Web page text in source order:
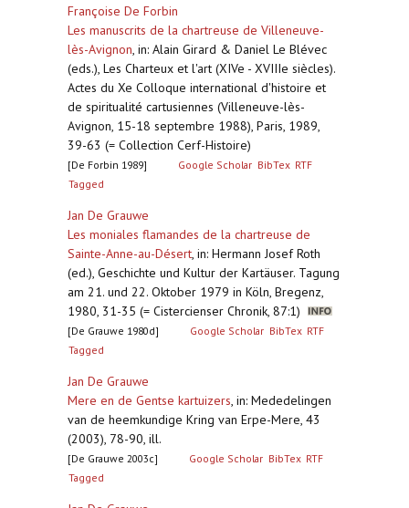
Françoise De Forbin
Les manuscrits de la chartreuse de Villeneuve-
lès-Avignon, in: Alain Girard & Daniel Le Blévec
(eds.), Les Charteux et l'art (XIVe - XVIIIe siècles).
Actes du Xe Colloque international d'histoire et
de spiritualité cartusiennes (Villeneuve-lès-
Avignon, 15-18 septembre 1988), Paris, 1989,
39-63 (= Collection Cerf-Histoire)
[De Forbin 1989] Google Scholar BibTex RTF
Tagged
Jan De Grauwe
Les moniales flamandes de la chartreuse de
Sainte-Anne-au-Désert, in: Hermann Josef Roth
(ed.), Geschichte und Kultur der Kartäuser. Tagung
am 21. und 22. Oktober 1979 in Köln, Bregenz,
1980, 31-35 (= Cistercienser Chronik, 87:1)
[De Grauwe 1980d] Google Scholar BibTex RTF
Tagged
Jan De Grauwe
Mere en de Gentse kartuizers, in: Mededelingen
van de heemkundige Kring van Erpe-Mere, 43
(2003), 78-90, ill.
[De Grauwe 2003c] Google Scholar BibTex RTF
Tagged